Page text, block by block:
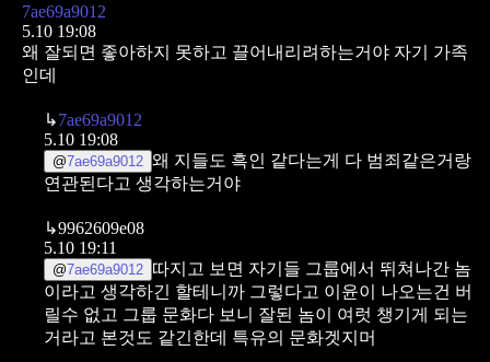
7ae69a9012
5.10 19:08
왜 잘되면 좋아하지 못하고 끌어내리려하는거야 자기 가족
인데
↳7ae69a9012
5.10 19:08
@7ae69a9012 왜 지들도 흑인 같다는게 다 범죄같은거랑
연관된다고 생각하는거야
↳9962609e08
5.10 19:11
@7ae69a9012 따지고 보면 자기들 그룹에서 뛰쳐나간 놈
이라고 생각하긴 할테니까 그렇다고 이윤이 나오는건 버
릴수 없고 그룹 문화다 보니 잘된 놈이 여럿 챙기게 되는
거라고 본것도 같긴한데 특유의 문화겟지머